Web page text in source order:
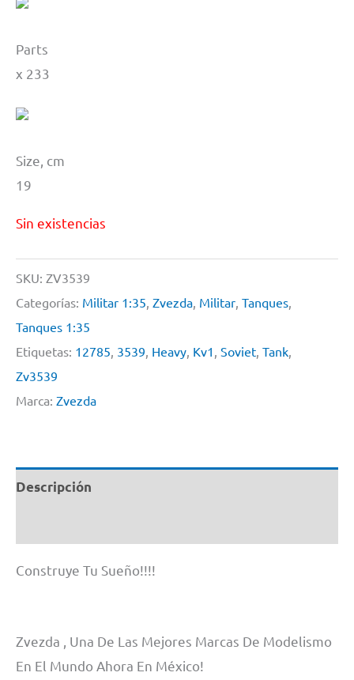
Parts
х 233
Size, cm
19
Sin existencias
SKU: ZV3539
Categorías: Militar 1:35 Zvezda Militar Tanques
Tanques 1:35
Etiquetas: 12785 3539 Heavy Kv1 Soviet Tank
Zv3539
Marca: Zvezda
Descripción
Construye Tu Sueño!!!!
Zvezda , Una De Las Mejores Marcas De Modelismo
En El Mundo Ahora En México!